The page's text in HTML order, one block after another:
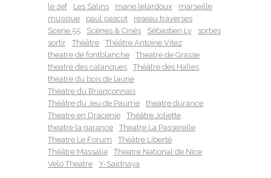
le zef
Les Salins marie lelardoux
marseille
musique
paul pascot
reseau traverses
Scene 55
Scènes & Cinés Sébastien Ly
sorties
sortir
Théâtre
Théâtre Antoine Vitez
theatre de fontblanche
Theatre de Grasse
theatre des calanques
Théâtre des Halles
theatre du bois de laune
Theatre du Briançonnais
Théâtre du Jeu de Paume
theatre durance
Theatre en Dracenie
Théâtre Joliette
theatre la garance
Theatre La Passerelle
Theatre Le Forum
Théâtre Liberté
Théâtre Massalia
Theatre National de Nice
Velo Theatre
Y-Saidnaya